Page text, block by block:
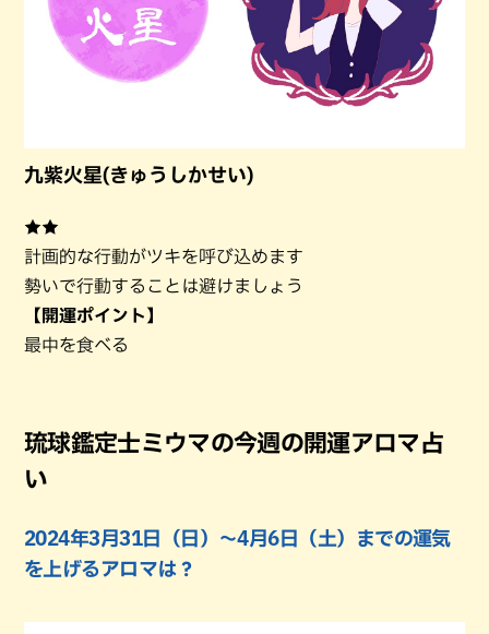
九紫火星(きゅうしかせい)
★★
計画的な行動がツキを呼び込めます
勢いで行動することは避けましょう
【開運ポイント】
最中を食べる
琉球鑑定士ミウマの今週の開運アロマ占
い
2024年3月31日（日）〜4月6日（土）までの運気
を上げるアロマは？